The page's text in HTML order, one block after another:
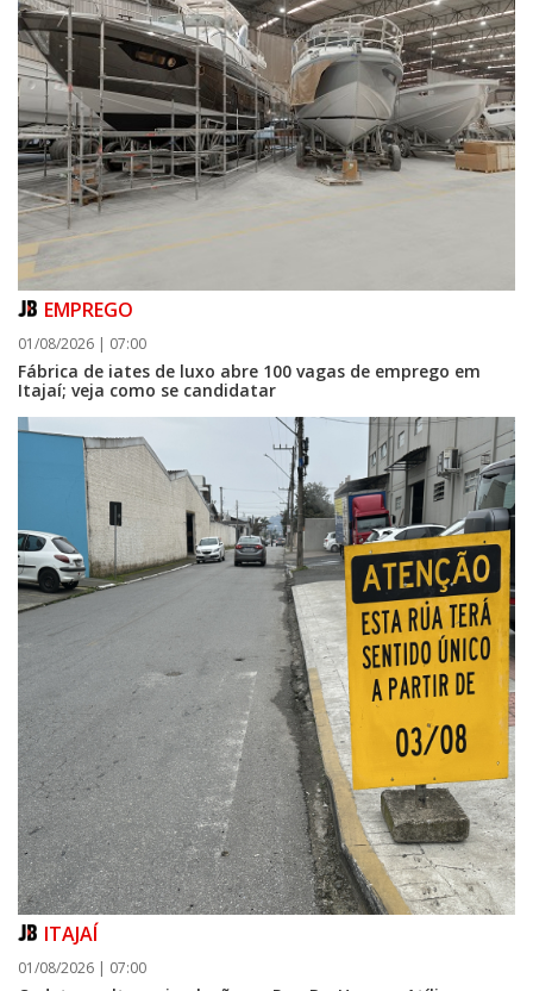
EMPREGO
01/08/2026 | 07:00
Fábrica de iates de luxo abre 100 vagas de emprego em
Itajaí; veja como se candidatar
ITAJAÍ
01/08/2026 | 07:00